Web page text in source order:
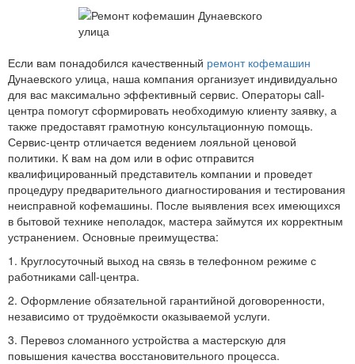
Если вам понадобился качественный ремонт кофемашин
Дунаевского улица, наша компания организует индивидуально
для вас максимально эффективный сервис. Операторы call-
центра помогут сформировать необходимую клиенту заявку, а
также предоставят грамотную консультационную помощь.
Сервис-центр отличается ведением лояльной ценовой
политики. К вам на дом или в офис отправится
квалифицированный представитель компании и проведет
процедуру предварительного диагностирования и тестирования
неисправной кофемашины. После выявления всех имеющихся
в бытовой технике неполадок, мастера займутся их корректным
устранением. Основные преимущества:
1. Круглосуточный выход на связь в телефонном режиме с
работниками call-центра.
2. Оформление обязательной гарантийной договоренности,
независимо от трудоёмкости оказываемой услуги.
3. Перевоз сломанного устройства а мастерскую для
повышения качества восстановительного процесса.